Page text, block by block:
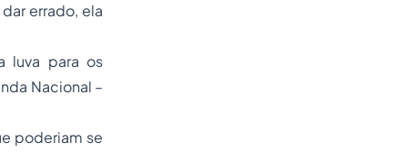
errado, ela
luva para os
Nacional –
poderiam se